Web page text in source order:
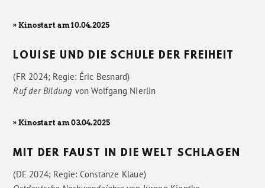
» Kinostart am 10.04.2025
LOUISE UND DIE SCHULE DER FREIHEIT
(FR 2024; Regie: Éric Besnard)
Ruf der Bildung vonWolfgang Nierlin
» Kinostart am 03.04.2025
MIT DER FAUST IN DIE WELT SCHLAGEN
(DE 2024; Regie: Constanze Klaue)